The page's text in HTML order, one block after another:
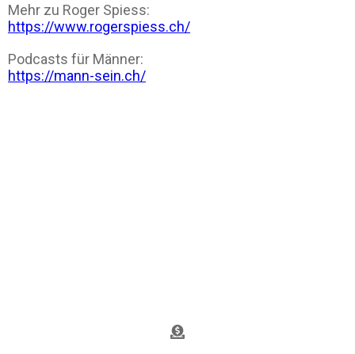
Mehr zu Roger Spiess:
https://www.rogerspiess.ch/
Podcasts für Männer:
https://mann-sein.ch/